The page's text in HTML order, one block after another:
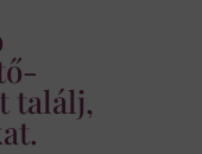
találj,